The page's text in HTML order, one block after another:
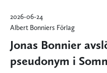
2026-06-24
Albert Bonniers Förlag
Jonas Bonnier
pseudonym i